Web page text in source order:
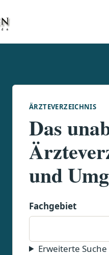
ÄRZTEVERZEICHNIS
Das
und
Fachgebiet
Erweiterte Suche